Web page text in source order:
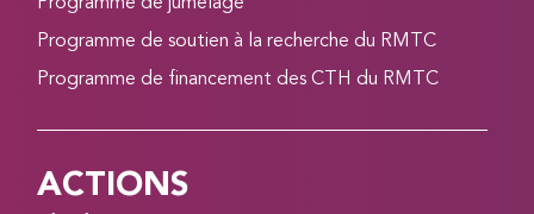
Programme de soutien à la recherche du RMTC
Programme de financement des CTH du RMTC
ACTIONS